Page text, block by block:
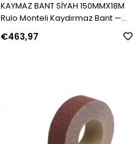
KAYMAZ BANT SİYAH 150MMX18M
Rulo Monteli Kaydırmaz Bant —
Y137908
€463,97